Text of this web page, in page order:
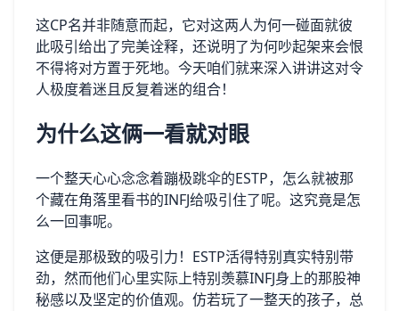
这CP名并非随意而起，它对这两人为何一碰面就彼
此吸引给出了完美诠释，还说明了为何吵起架来会恨
不得将对方置于死地。今天咱们就来深入讲讲这对令
人极度着迷且反复着迷的组合！
为什么这俩一看就对眼
一个整天心心念念着蹦极跳伞的ESTP，怎么就被那
个藏在角落里看书的INFJ给吸引住了呢。这究竟是怎
么一回事呢。
这便是那极致的吸引力！ESTP活得特别真实特别带
劲，然而他们心里实际上特别羡慕INFJ身上的那股神
秘感以及坚定的价值观。仿若玩了一整天的孩子，总